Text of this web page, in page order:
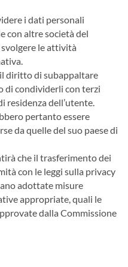
i dati personali
con altre società del
le attività
diritto di subappaltare
di condividerli con terzi
residenza dell’utente.
pertanto essere
da quelle del suo paese di
che il trasferimento dei
con le leggi sulla privacy
adottate misure
appropriate, quali le
dalla Commissione